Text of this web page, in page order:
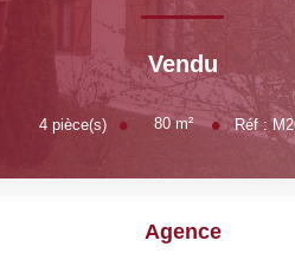
Vendu
4pièce(s) 80m² Réf :
Agence